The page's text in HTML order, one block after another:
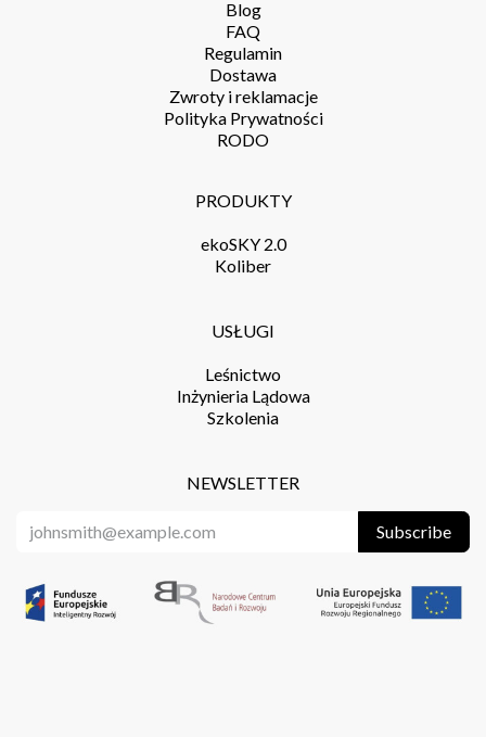
Blog
FAQ
Regulamin
Dostawa
Zwroty i reklamacje
Polityka Prywatności
RODO
NEWSLETTER
Subscribe
PRODUKTY
ekoSKY 2.0
Koliber
USŁUGI
Leśnictwo
Inżynieria Lądowa
Szkolenia